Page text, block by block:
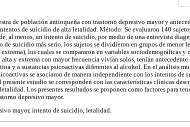
de población antioqueña con trastorno depresivo mayor y
de suicidio de alta letalidad. Método: Se evaluaron 140
al menos, un intento de suicidio, por medio de una entrevista
de suicidio más serio, los sujetos se dividieron en grupos de menor
los cuales se compararon en variables sociodemográficas y
y extrema con mayor frecuencia vivían solos, tenían
y a sustancias psicoactivas diferentes al alcohol. En el análisis
se asociaron de manera independiente con los intentos de
estudio se corresponden con las características clínicas
Los presentes resultados se proponen como factores para
depresivo mayor.
mayor, intento de suicidio, letalidad.